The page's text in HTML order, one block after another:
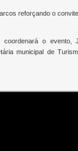
reforçando o
o evento,
municipal de